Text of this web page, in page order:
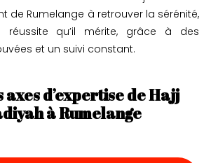
de Rumelange à retrouver la sérénité,
réussite qu’il mérite, grâce à des
et un suivi constant.
axes d’expertise de Hajj
à Rumelange